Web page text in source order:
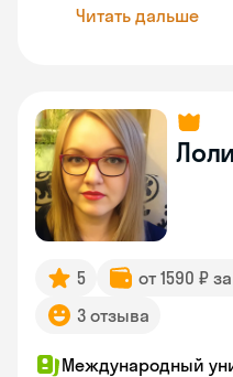
Читать дальше
5 от 1590 ₽
3 отзыва
Международный